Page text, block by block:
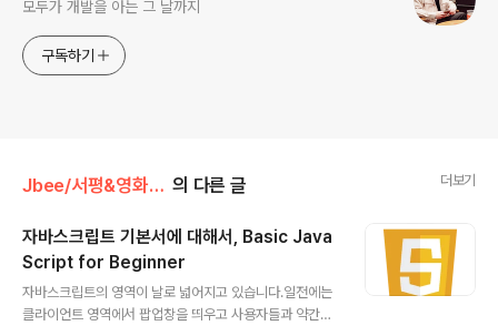
모두가 개발을 아는 그 날까지
구독하기
Jbee/서평&영화&자격증 의 다른 글 더보기
자바스크립트 기본서에 대해서, Basic Java
Script for Beginner
자바스크립트의 영역이 날로 넓어지고 있습니다.일전에는
클라이언트 영역에서 팝업창을 띄우고 사용자들과 약간의